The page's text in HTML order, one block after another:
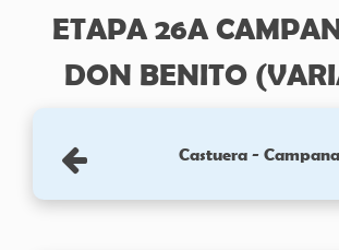
ETAPA 26A
DON BENITO
Castuera -